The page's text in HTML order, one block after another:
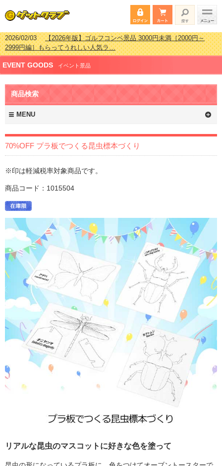
2026/02/03【2026年版】ゴルフコンペ景品 3000円未満［2000円～
2999円編］もらってうれしい人気ラ…
2026/07/15【2026年版】ビンゴゲーム景品おすすめ金額別人気ランキ
ング 更新しました！
2026/04/03【2026年版】ゴルフコンペ景品 3000円未満［2000円～
2999円編］もらってうれしい人気ラ…
2026/02/16
新しました！
EVENT GOODS イベント景品
商品検索
MENU
70%OFF プラ板でつくる昆虫標本づくり
※印は軽減税率対象商品です。
商品コード：1015504
リアルな昆虫のマスコットに好きな色を塗って